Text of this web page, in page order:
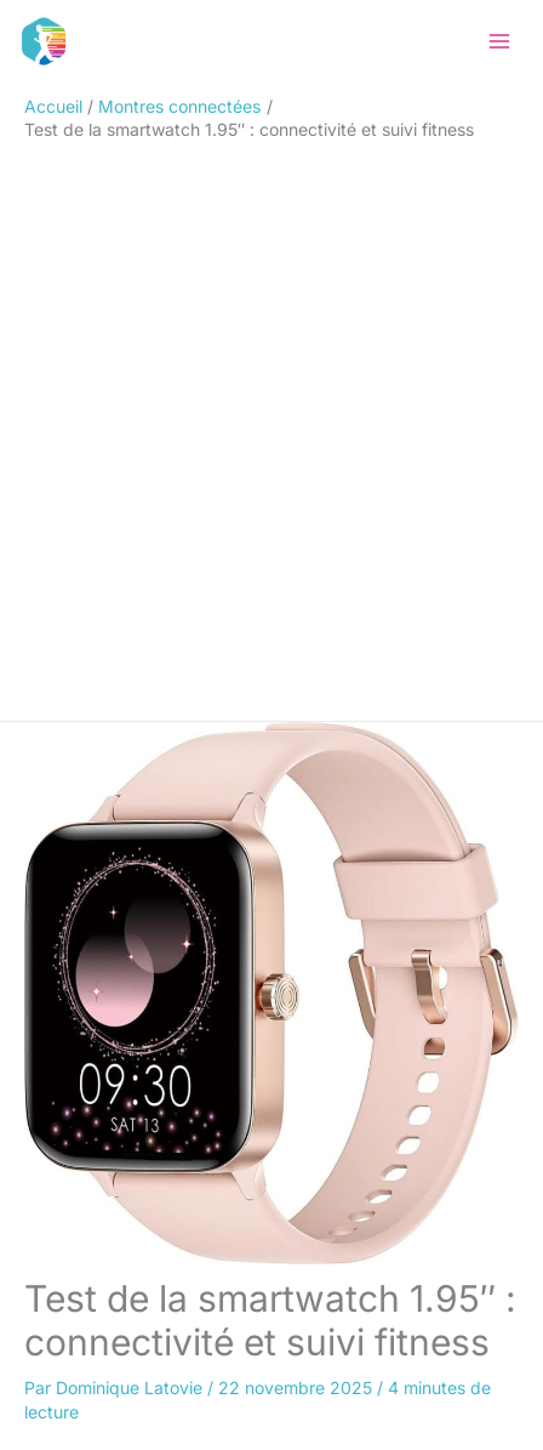
Accueil
Montres connectées
Test de la smartwatch 1.95″ : connectivité et suivi fitness
Test de la smartwatch 1.95″ :
connectivité et suivi fitness
Par Dominique Latovie / 22 novembre 2025 / 4 minutes de
lecture
Rechercher